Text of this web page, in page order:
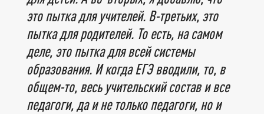
это пытка для учителей. В-третьих, это
пытка для родителей. То есть, на самом
деле, это пытка для всей системы
образования. И когда ЕГЭ вводили, то, в
общем-то, весь учительский состав и все
педагоги, да и не только педагоги, но и